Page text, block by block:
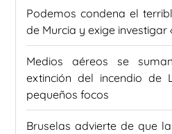
Podemos condena el
de Murcia y exige investigar
Medios aéreos se
extinción del incendio de
pequeños focos
Bruselas advierte de que